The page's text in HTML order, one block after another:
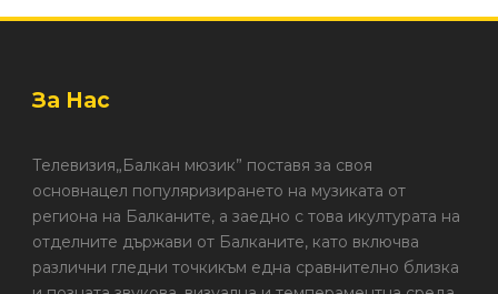
За Нас
Телевизия„Балкан мюзик” поставя за своя
основнацел популяризирането на музиката от
региона на Балканите, а заедно с това икултурата на
отделните държави от Балканите, като включва
различни гледни точкикъм една сравнително близка